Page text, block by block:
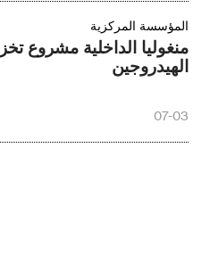
المؤسسة المركزية
منغوليا الداخلية مشروع
الهيدروجين
07-03